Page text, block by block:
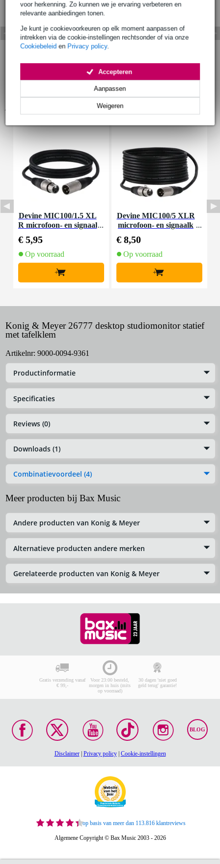
voor herkenning. Zo kunnen we je ervaring verbeteren en
relevante aanbiedingen tonen.
Je kunt je cookievoorkeuren op elk moment aanpassen of
intrekken via de cookie-instellingen rechtsonder of via onze
Cookiebeleid en Privacy policy.
Weigeren
Aanpassen
Accepteren
Devine MIC100/1.5 XL
R microfoon- en signaal
€ 5,95
Op voorraad
+
Devine MIC100/5 XLR
microfoon- en signaalk
€ 8,50
Op voorraad
+
Konig & Meyer 26777 desktop studiomonitor statief
met tafelklem
Artikelnr: 9000-0094-9361
Productinformatie
Specificaties
Reviews (0)
Downloads (1)
Combinatievoordeel (4)
Meer producten bij Bax Music
Andere producten van Konig & Meyer
Alternatieve producten andere merken
Gerelateerde producten van Konig & Meyer
Gratis verzending vanaf
€ 99,-
Voor 23:00 besteld,
morgen in huis (mits
op voorraad)
30 dagen 'niet goed
geld terug' garantie!
BLOG
Disclaimer| Privacy policy| Cookie-instellingen
op basis van meer dan 113.816 klantreviews
Algemene Copyright © Bax Music 2003 - 2026